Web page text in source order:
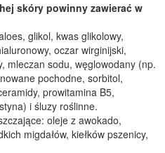
skóry powinny zawierać w
glikol, kwas glikolowy,
oczar wirginijski,
mleczan sodu, węglowodany (np.
pochodne, sorbitol,
prowitamina B5,
i śluzy roślinne.
oleje z awokado,
migdałów, kiełków pszenicy,